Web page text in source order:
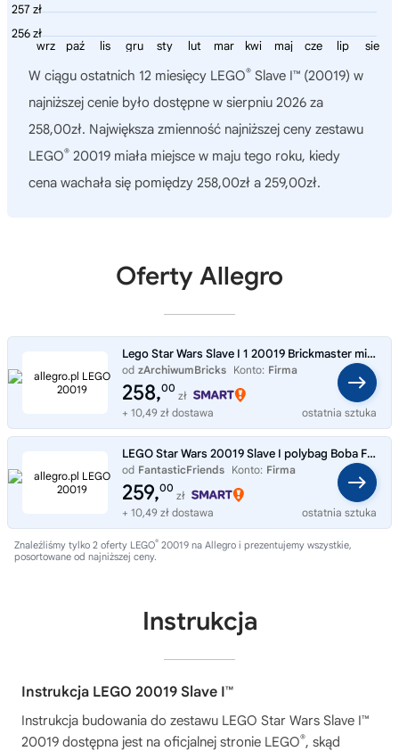
257 zł
256 zł
sie
lip
cze
maj
kwi
mar
lut
sty
gru
lis
paź
wrz
W ciągu ostatnich 12 miesięcy LEGO® Slave I™ (20019) w
najniższej cenie było dostępne w sierpniu 2026 za
258,00zł. Największa zmienność najniższej ceny zestawu
LEGO® 20019 miała miejsce w maju tego roku, kiedy
cena wachała się pomiędzy 258,00zł a 259,00zł.
Oferty Allegro
Lego Star Wars Slave I 1 20019 Brickmaster mini Boba Fett polybag MISB 2011
od zArchiwumBricks Konto: Firma
258,00
zł
+ 10,49 zł dostawa
ostatnia sztuka
LEGO Star Wars 20019 Slave I polybag Boba Fett statek
od FantasticFriends Konto: Firma
259,00
zł
+ 10,49 zł dostawa
ostatnia sztuka
Znaleźliśmy tylko 2 oferty LEGO® 20019 na Allegro i prezentujemy wszystkie,
posortowane od najniższej ceny.
Instrukcja
Instrukcja LEGO 20019 Slave I™
Instrukcja budowania do zestawu LEGO Star Wars Slave I™
20019 dostępna jest na oficjalnej stronie LEGO®, skąd